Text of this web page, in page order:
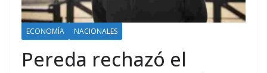
ECONOMÍA NACIONALES
Pereda rechazó el